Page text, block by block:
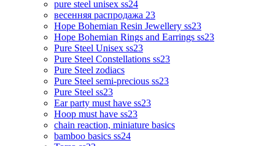
pure steel unisex ss24
весенняя распродажа 23
Hope Bohemian Resin Jewellery ss23
Hope Bohemian Rings and Earrings ss23
Pure Steel Unisex ss23
Pure Steel Constellations ss23
Pure Steel zodiacs
Pure Steel semi-precious ss23
Pure Steel ss23
Ear party must have ss23
Hoop must have ss23
chain reaction, miniature basics
bamboo basics ss24